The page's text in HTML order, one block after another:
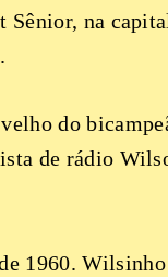
Sênior, na
do
de rádio
1960. Wilsinho